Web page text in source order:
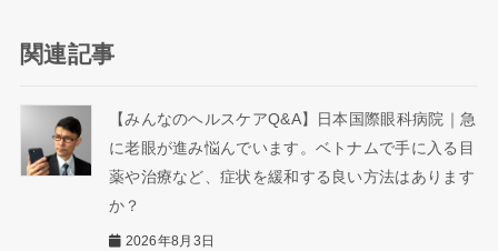
関連記事
【みんなのヘルスケアQ&A】日本国際眼科病院｜急
に老眼が進み悩んでいます。ベトナムで手に入る目
薬や治療など、症状を緩和する良い方法はあります
か？
2026年8月3日